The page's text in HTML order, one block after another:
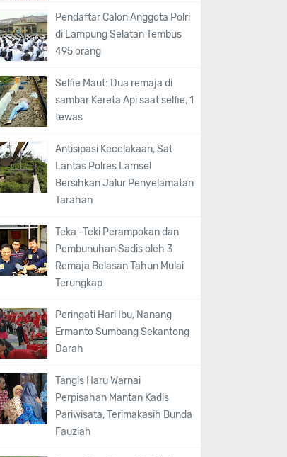
Pendaftar Calon Anggota Polri
di Lampung Selatan Tembus
495 orang
Selfie Maut: Dua remaja di
sambar Kereta Api saat selfie, 1
tewas
Antisipasi Kecelakaan, Sat
Lantas Polres Lamsel
Bersihkan Jalur Penyelamatan
Tarahan
Teka -Teki Perampokan dan
Pembunuhan Sadis oleh 3
Remaja Belasan Tahun Mulai
Terungkap
Peringati Hari Ibu, Nanang
Ermanto Sumbang Sekantong
Darah
Tangis Haru Warnai
Perpisahan Mantan Kadis
Pariwisata, Terimakasih Bunda
Fauziah